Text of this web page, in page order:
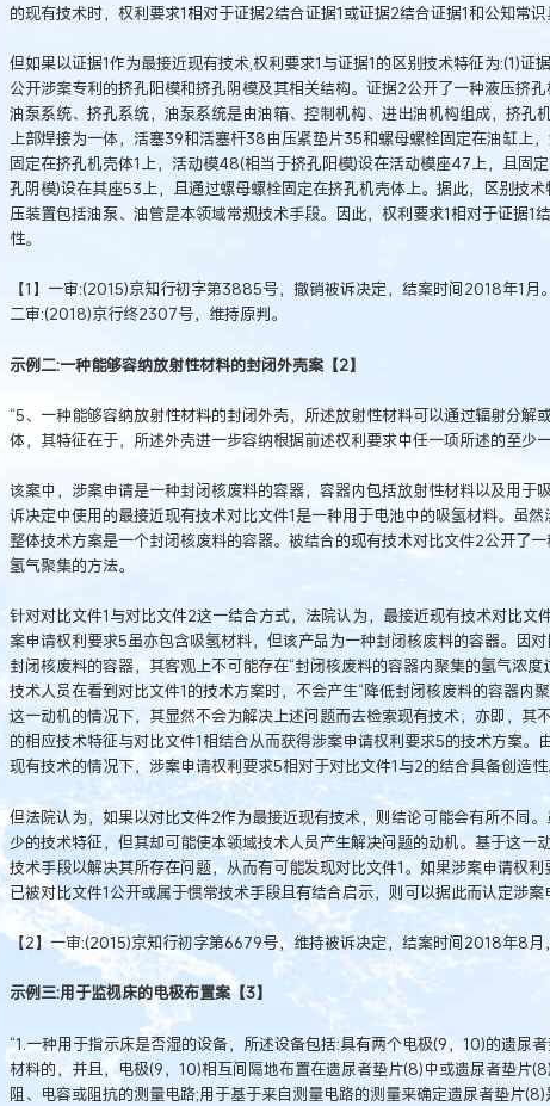
2026.03.09
著名知识产权律师徐新明接受《中国经营
报》采访：技术革新下知识产权保护面临新
挑战与应对策略
2026.02.10
徐新明律师经典案例：刘某与
技有限公司技术合作开发合同
的现有技术时，权利要求1相对于证据2结合证据1或证据2结合证据1和公知常识
但如果以证据1作为最接近现有技术,权利要求1与证据1的区别技术特征为:(1)证
公开涉案专利的挤孔阳模和挤孔阴模及其相关结构。证据2公开了一种液压挤孔
油泵系统、挤孔系统，油泵系统是由油箱、控制机构、进出油机构组成，挤孔
上部焊接为一体，活塞39和活塞杆38由压紧垫片35和螺母螺栓固定在油缸上
固定在挤孔机壳体1上，活动模48(相当于挤孔阳模)设在活动模座47上，且固
孔阴模)设在其座53上，且通过螺母螺栓固定在挤孔机壳体上。据此，区别技
压装置包括油泵、油管是本领域常规技术手段。因此，权利要求1相对于证据1
性。
【1】一审:(2015)京知行初字第3885号，撤销被诉决定，结案时间2018年1月。
二审:(2018)京行终2307号，维持原判。
示例二:一种能够容纳放射性材料的封闭外壳案【2】
“5、一种能够容纳放射性材料的封闭外壳，所述放射性材料可以通过辐射分解
体，其特征在于，所述外壳进一步容纳根据前述权利要求中任一项所述的至少
该案中，涉案申请是一种封闭核废料的容器，容器内包括放射性材料以及用于
诉决定中使用的最接近现有技术对比文件1是一种用于电池中的吸氢材料。虽
整体技术方案是一个封闭核废料的容器。被结合的现有技术对比文件2公开了
氢气聚集的方法。
针对对比文件1与对比文件2这一结合方式，法院认为，最接近现有技术对比文
案申请权利要求5虽亦包含吸氢材料，但该产品为一种封闭核废料的容器。因
封闭核废料的容器，其客观上不可能存在“封闭核废料的容器内聚集的氢气浓
技术人员在看到对比文件1的技术方案时，不会产生“降低封闭核废料的容器内
这一动机的情况下，其显然不会为解决上述问题而去检索现有技术，亦即，其
的相应技术特征与对比文件1相结合从而获得涉案申请权利要求5的技术方案。
现有技术的情况下，涉案申请权利要求5相对于对比文件1与2的结合具备创造性
但法院认为，如果以对比文件2作为最接近现有技术，则结论可能会有所不同
少的技术特征，但其却可能使本领域技术人员产生解决问题的动机。基于这一
技术手段以解决其所存在问题，从而有可能发现对比文件1。如果涉案申请权
已被对比文件1公开或属于惯常技术手段且有结合启示，则可以据此而认定涉案
【2】一审:(2015)京知行初字第6679号，维持被诉决定，结案时间2018年8月
示例三:用于监视床的电极布置案【3】
“1.一种用于指示床是否湿的设备，所述设备包括:具有两个电极(9，10)的遗尿
材料的，并且，电极(9，10)相互间隔地布置在遗尿者垫片(8)中或遗尿者垫片
阻、电容或阻抗的测量电路;用于基于来自测量电路的测量来确定遗尿者垫片(8)